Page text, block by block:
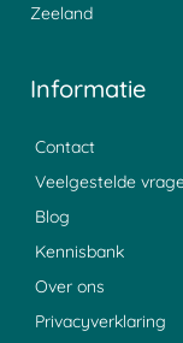
Zeeland
Informatie
Contact
Veelgestelde
Blog
Kennisbank
Over ons
Privacyverklaring